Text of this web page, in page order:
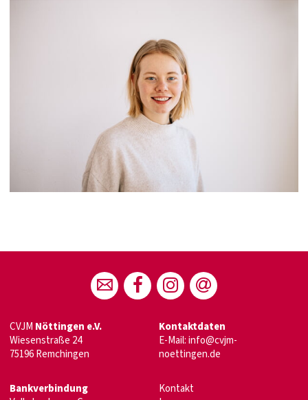
CVJM Nöttingen e.V.
Wiesenstraße 24
75196 Remchingen
Kontaktdaten
E-Mail:info@cvjm-
noettingen.de
Bankverbindung
Kontakt